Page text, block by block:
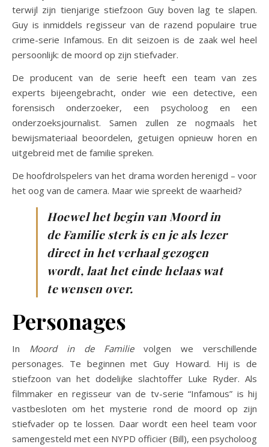
terwijl zijn tienjarige stiefzoon Guy boven lag te slapen.
Guy is inmiddels regisseur van de razend populaire true
crime-serie Infamous. En dit seizoen is de zaak wel heel
persoonlijk: de moord op zijn stiefvader.
De producent van de serie heeft een team van zes
experts bijeengebracht, onder wie een detective, een
forensisch onderzoeker, een psycholoog en een
onderzoeksjournalist. Samen zullen ze nogmaals het
bewijsmateriaal beoordelen, getuigen opnieuw horen en
uitgebreid met de familie spreken.
De hoofdrolspelers van het drama worden herenigd – voor
het oog van de camera. Maar wie spreekt de waarheid?
Hoewel het begin van Moord in
de Familie sterk is en je als lezer
direct in het verhaal gezogen
wordt, laat het einde helaas wat
te wensen over.
Personages
In Moord in de Familievolgen we verschillende
personages. Te beginnen met Guy Howard. Hij is de
stiefzoon van het dodelijke slachtoffer Luke Ryder. Als
filmmaker en regisseur van de tv-serie “Infamous” is hij
vastbesloten om het mysterie rond de moord op zijn
stiefvader op te lossen. Daar wordt een heel team voor
samengesteld met een NYPD officier (Bill), een psycholoog